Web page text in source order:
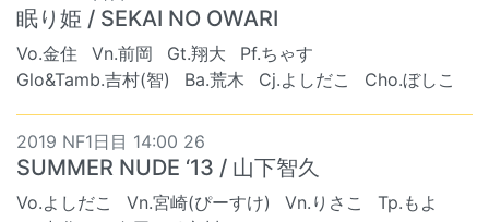
眠り姫 / SEKAI NO OWARI
Vo.金住 Vn.前岡 Gt.翔大
Pf.ちゃす
Glo&Tamb.吉村(智)
Ba.荒木 Cj.よしだこ Cho.ぼしこ
2019 NF1日目 14:00 26
SUMMER NUDE ‘13 / 山下智久
Vo.よしだこ Vn.宮崎(ぴーすけ) Vn.りさこ
Tp.もよ